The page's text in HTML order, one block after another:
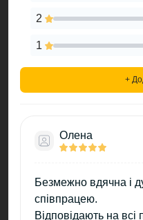
2
1
+
Олена
Безмежно вдячна і
співпрацею.
Відповідають на